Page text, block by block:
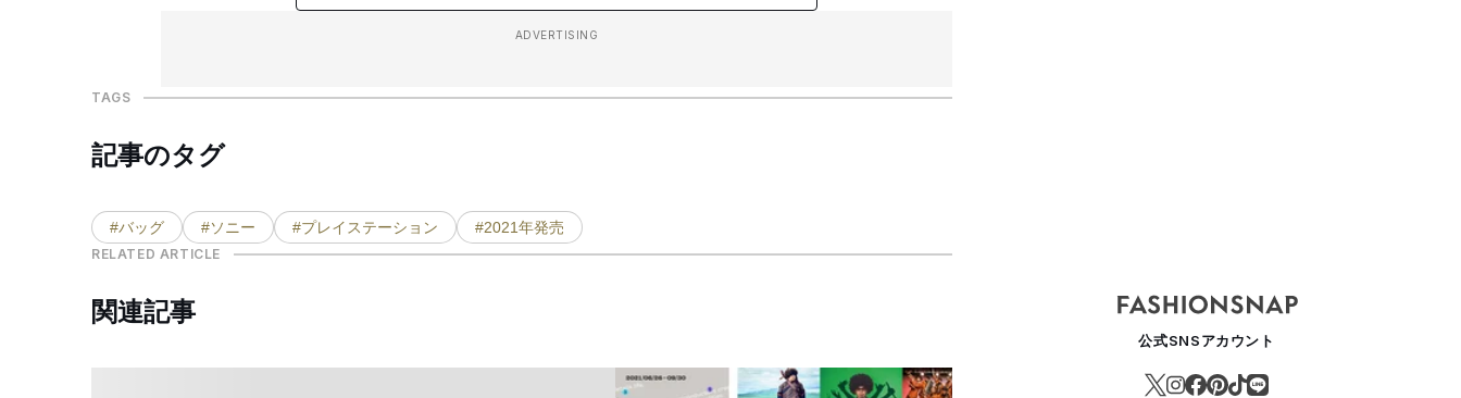
ADVERTISING
TAGS
記事のタグ
#バッグ #ソニー #プレイステーション #2021年発売
RELATED ARTICLE
関連記事
公式SNSアカウント